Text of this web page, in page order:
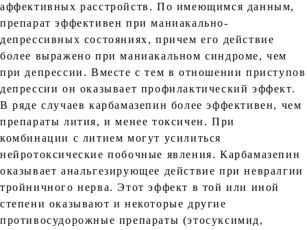
аффективных расстройств. По имеющимся данным,
препарат эффективен при маниакально-
депрессивных состояниях, причем его действие
более выражено при маниакальном синдроме, чем
при депрессии. Вместе с тем в отношении приступов
депрессии он оказывает профилактический эффект.
В ряде случаев карбамазепин более эффективен, чем
препараты лития, и менее токсичен. При
комбинации с литием могут усилиться
нейротоксические побочные явления. Карбамазепин
оказывает анальгезирующее действие при невралгии
тройничного нерва. Этот эффект в той или иной
степени оказывают и некоторые другие
противосудорожные препараты (этосуксимид,